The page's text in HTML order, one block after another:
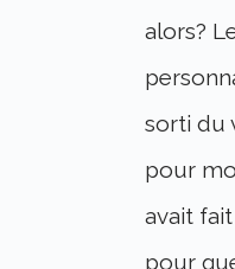
alors?
sorti du
pour
avait
pour